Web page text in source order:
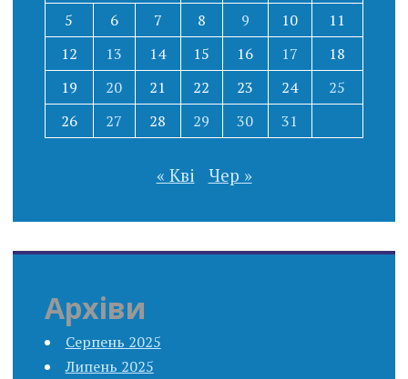
5
6 7 8 9 10
11
12
13 14 15 16 17
18
19
20 21 22 23 24
25
26
27 28 29 30 31
« Кві Чер »
Архіви
Серпень 2025
Липень 2025